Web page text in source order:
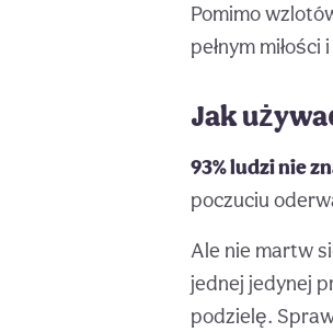
Pomimo
pełnym miłości
Jak
93% ludzi nie
poczuciu
Ale nie martw
jednej jedynej
podzielę.